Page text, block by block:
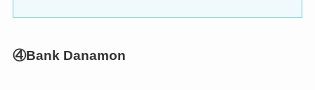
④Bank Danamon